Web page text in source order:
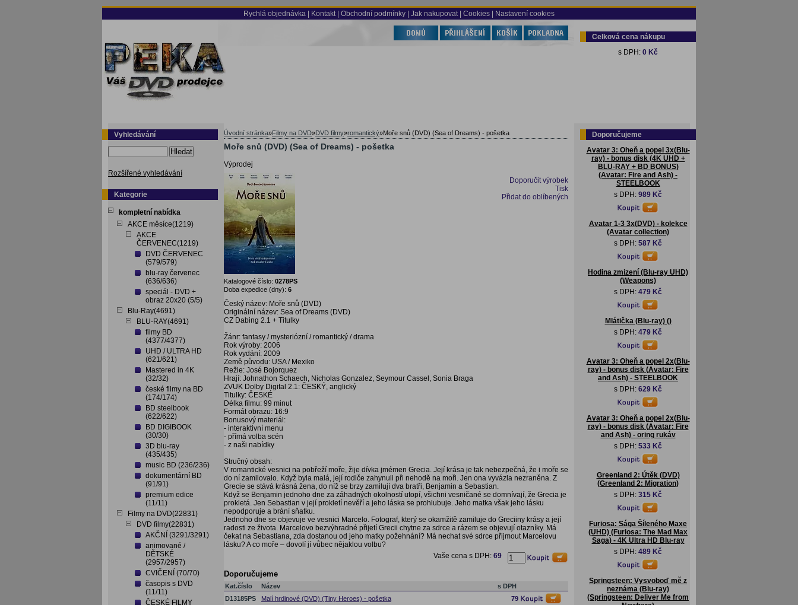
Rychlá objednávka Kontakt Obchodní podmínky Jak nakupovat | Cookies | Nastavení cookies
Celková cena nákupu
s DPH: 0 Kč
Vyhledávání
Hledat
Rozšířené vyhledávání
Kategorie
kompletní nabídka
AKCE měsíce(1219)
AKCE
ČERVENEC(1219)
DVD ČERVENEC
(579/579)
blu-ray červenec
(636/636)
speciál - DVD +
obraz 20x20 (5/5)
Blu-Ray(4691)
BLU-RAY(4691)
filmy BD
(4377/4377)
UHD / ULTRA HD
(621/621)
Mastered in 4K
(32/32)
české filmy na BD
(174/174)
BD steelbook
(622/622)
BD DIGIBOOK
(30/30)
3D blu-ray
(435/435)
music BD (236/236)
dokumentární BD
(91/91)
premium edice
(11/11)
Filmy na DVD(22831)
DVD filmy(22831)
AKČNÍ (3291/3291)
animované /
DĚTSKÉ
(2957/2957)
CVIČENÍ (70/70)
časopis s DVD
(11/11)
ČESKÉ FILMY
Úvodní stránka»Filmy na DVD»DVD filmy»romantický»Moře snů (DVD) (Sea of Dreams) - pošetka
Moře snů (DVD) (Sea of Dreams) - pošetka
Výprodej
Doporučit výrobek
Tisk
Přidat do oblíbených
Katalogové číslo: 0278PS
Doba expedice (dny): 6
Český název: Moře snů (DVD)
Originální název: Sea of Dreams (DVD)
CZ Dabing 2.1 + Titulky
Žánr: fantasy / mysteriózní / romantický / drama
Rok výroby: 2006
Rok vydání: 2009
Země původu: USA / Mexiko
Režie: José Bojorquez
Hrají: Johnathon Schaech, Nicholas Gonzalez, Seymour Cassel, Sonia Braga
ZVUK Dolby Digital 2.1: ČESKÝ, anglický
Titulky: ČESKÉ
Délka filmu: 99 minut
Formát obrazu: 16:9
Bonusový materiál:
- interaktivní menu
- přímá volba scén
- z naši nabídky
Stručný obsah:
V romantické vesnici na pobřeží moře, žije dívka jmémen Grecia. Její krása je tak nebezpečná, že i moře se
do ní zamilovalo. Když byla malá, její rodiče zahynuli při nehodě na moři. Jen ona vyvázla nezraněna. Z
Grecie se stává krásná žena, do níž se brzy zamilují dva bratři, Benjamin a Sebastian.
Když se Benjamin jednoho dne za záhadných okolností utopí, všichni vesničané se domnívají, že Grecia je
prokletá. Jen Sebastian v její prokletí nevěří a jeho láska se prohlubuje. Jeho matka však jeho lásku
nepodporuje a brání sňatku.
Jednoho dne se objevuje ve vesnici Marcelo. Fotograf, který se okamžitě zamiluje do Greciiny krásy a její
radosti ze života. Marcelovo bezvýhradné přijetí Grecii chytne za sdrce a rázem se objevují otazníky. Má
čekat na Sebastiana, zda dostanou od jeho matky požehnání? Má nechat své sdrce přijmout Marcelovu
lásku? A co moře – dovolí jí vůbec nějaklou volbu?
Vaše cena s DPH: 69
Doporučujeme
Kat.číslo Název
s DPH
D13185PS
Malí hrdinové (DVD) (Tiny Heroes) - pošetka
79
Doporučujeme
Avatar 3: Oheň a popel 3x(Blu-
ray) - bonus disk (4K UHD +
BLU-RAY + BD BONUS)
(Avatar: Fire and Ash) -
STEELBOOK
s DPH: 989 Kč
Avatar 1-3 3x(DVD) - kolekce
(Avatar collection)
s DPH: 587 Kč
Hodina zmizení (Blu-ray UHD)
(Weapons)
s DPH: 479 Kč
Mlátička (Blu-ray) ()
s DPH: 479 Kč
Avatar 3: Oheň a popel 2x(Blu-
ray) - bonus disk (Avatar: Fire
and Ash) - STEELBOOK
s DPH: 629 Kč
Avatar 3: Oheň a popel 2x(Blu-
ray) - bonus disk (Avatar: Fire
and Ash) - oring rukáv
s DPH: 533 Kč
Greenland 2: Útěk (DVD)
(Greenland 2: Migration)
s DPH: 315 Kč
Furiosa: Sága Šíleného Maxe
(UHD) (Furiosa: The Mad Max
Saga) - 4K Ultra HD Blu-ray
s DPH: 489 Kč
Springsteen: Vysvoboď mě z
neznáma (Blu-ray)
(Springsteen: Deliver Me from